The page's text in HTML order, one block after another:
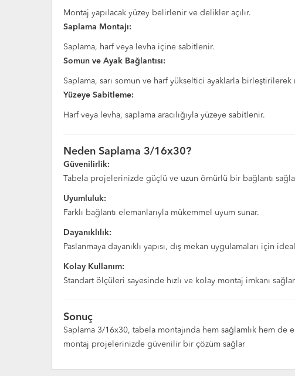
Montaj yapılacak yüzey belirlenir ve delikler açılır.
Saplama Montajı:
Saplama, harf veya levha içine sabitlenir.
Somun ve Ayak Bağlantısı:
Saplama, sarı somun ve harf yükseltici ayaklarla birleştirilerek
Yüzeye Sabitleme:
Harf veya levha, saplama aracılığıyla yüzeye sabitlenir.
Neden Saplama 3/16x30?
Güvenilirlik:
Tabela projelerinizde güçlü ve uzun ömürlü bir bağlantı
Uyumluluk:
Farklı bağlantı elemanlarıyla mükemmel uyum sunar.
Dayanıklılık:
Paslanmaya dayanıklı yapısı, dış mekan uygulamaları için
Kolay Kullanım:
Standart ölçüleri sayesinde hızlı ve kolay montaj imkanı
Sonuç
Saplama 3/16x30, tabela montajında hem sağlamlık hem de
montaj projelerinizde güvenilir bir çözüm sağlar